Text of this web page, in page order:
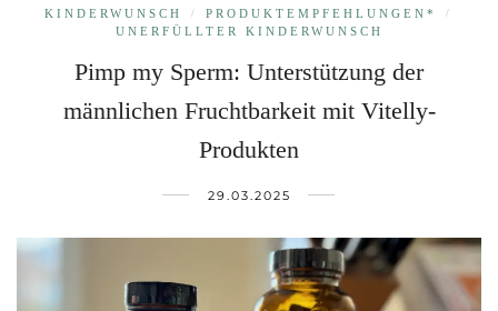
KINDERWUNSCH / PRODUKT­EMPFEHLUNGEN* /
UNERFÜLLTER KINDERWUNSCH
Pimp my Sperm: Unterstützung der
männlichen Fruchtbarkeit mit Vitelly-
Produkten
29.03.2025